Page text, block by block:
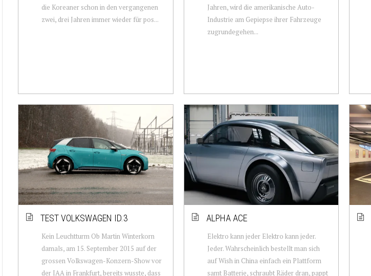
die Koreaner schon in den vergangenen
zwei, drei Jahren immer wieder für pos...
Jahren, wird die amerikanische Auto-
Industrie am Gepiepse ihrer Fahrzeuge
zugrundegehen...
TEST VOLKSWAGEN ID.3
Kein Leuchtturm Ob Martin Winterkorn
damals, am 15. September 2015 auf der
grossen Volkswagen-Konzern-Show vor
der IAA in Frankfurt, bereits wusste, dass
ALPHA ACE
Elektro kann jeder Elektro kann jeder.
Jeder. Wahrscheinlich bestellt man sich
auf Wish in China einfach ein Plattform
samt Batterie, schraubt Räder dran, pappt